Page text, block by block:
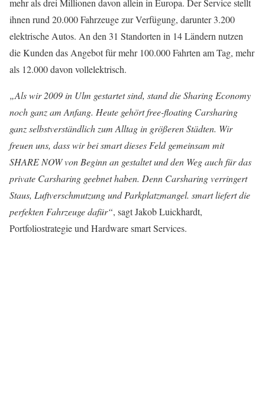
mehr als drei Millionen davon allein in Europa. Der Service stellt
ihnen rund 20.000 Fahrzeuge zur Verfügung, darunter 3.200
elektrische Autos. An den 31 Standorten in 14 Ländern nutzen
die Kunden das Angebot für mehr 100.000 Fahrten am Tag, mehr
als 12.000 davon vollelektrisch.
„Als wir 2009 in Ulm gestartet sind, stand die Sharing Economy
noch ganz am Anfang. Heute gehört free-floating Carsharing
ganz selbstverständlich zum Alltag in größeren Städten. Wir
freuen uns, dass wir bei smart dieses Feld gemeinsam mit
SHARE NOW von Beginn an gestaltet und den Weg auch für das
private Carsharing geebnet haben. Denn Carsharing verringert
Staus, Luftverschmutzung und Parkplatzmangel. smart liefert die
perfekten Fahrzeuge dafür“, sagt Jakob Luickhardt,
Portfoliostrategie und Hardware smart Services.